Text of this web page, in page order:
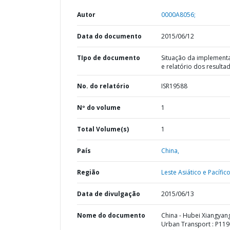
Autor 0000A8056;
Data do documento 2015/06/12
TIpo de documento
Situação da
e relatório dos
No. do relatório ISR19588
Nº do volume 1
Total Volume(s) 1
País China,
Região Leste Asiático e
Data de divulgação 2015/06/13
Nome do documento
China - Hubei
Urban Transport :